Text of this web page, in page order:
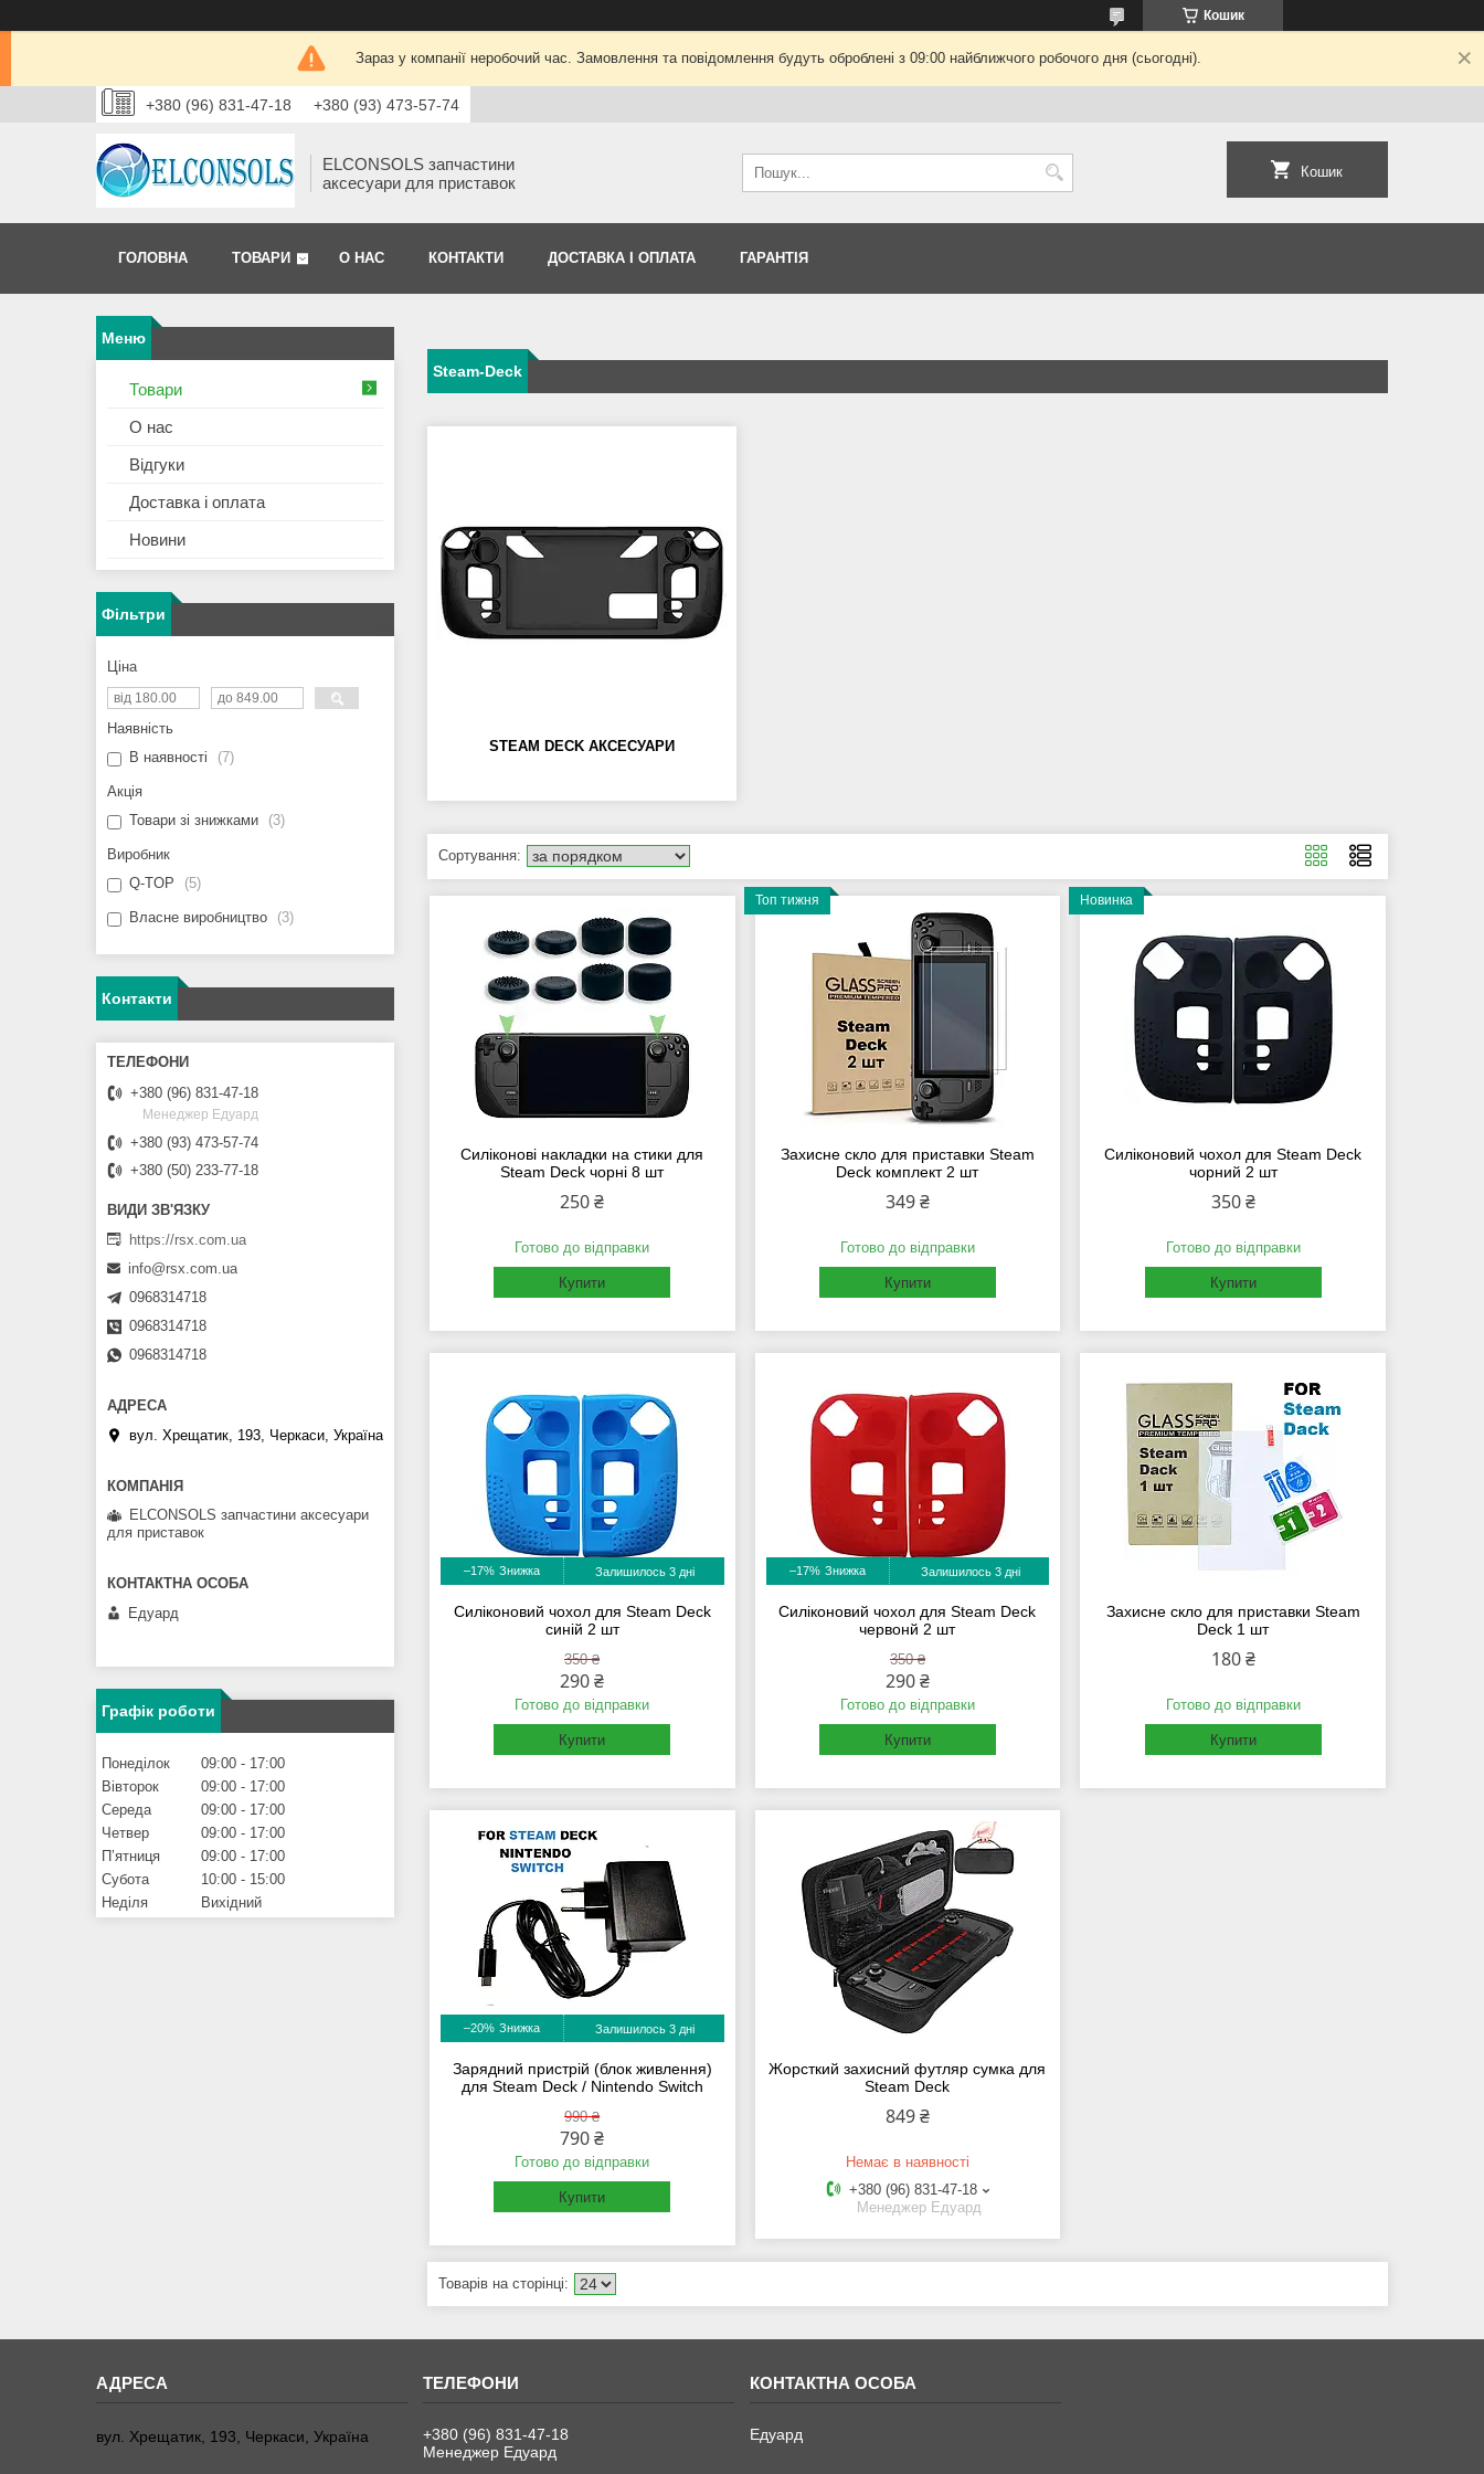
Кошик
Зараз у компанії неробочий час. Замовлення та повідомлення будуть оброблені з 09:00 найближчого робочого дня (сьогодні).
+380 (96) 831-47-18 +380 (93) 473-57-74
ELCONSOLS запчастини
аксесуари для приставок
Кошик
ГОЛОВНА ТОВАРИ О НАС КОНТАКТИ ДОСТАВКА І ОПЛАТА ГАРАНТІЯ
Steam-Deck
STEAM DECK АКСЕСУАРИ
Силіконові накладки на стики для
Steam Deck чорні 8 шт
250 ₴
Готово до відправки
Купити
Топ тижня
Захисне скло для приставки Steam
Deck комплект 2 шт
349 ₴
Готово до відправки
Купити
Новинка
Силіконовий чохол для Steam Deck
чорний 2 шт
350 ₴
Готово до відправки
Купити
–17% Залишилось 3 дні
Силіконовий чохол для Steam Deck
синій 2 шт
350 ₴
290 ₴
Готово до відправки
Купити
–17% Залишилось 3 дні
Силіконовий чохол для Steam Deck
червонй 2 шт
350 ₴
290 ₴
Готово до відправки
Купити
Захисне скло для приставки Steam
Deck 1 шт
180 ₴
Готово до відправки
Купити
–20% Залишилось 3 дні
Зарядний пристрій (блок живлення)
для Steam Deck / Nintendo Switch
990 ₴
790 ₴
Готово до відправки
Купити
Жорсткий захисний футляр сумка для
Steam Deck
849 ₴
Немає в наявності
+380 (96) 831-47-18
Менеджер Едуард
Товари
О нас
Відгуки
Доставка і оплата
Новини
Фільтри
Ціна
Наявність
В наявності
7
Акція
Товари зі знижками
3
Виробник
Q-TOP
5
Власне виробництво 3
Контакти
+380 (96) 831-47-18
Менеджер Едуард
+380 (93) 473-57-74
+380 (50) 233-77-18
https://rsx.com.ua
info@rsx.com.ua
0968314718
0968314718
0968314718
вул. Хрещатик, 193, Черкаси, Україна
ELCONSOLS запчастини аксесуари
для приставок
Едуард
Графік роботи
Понеділок 09:00
17:00
Вівторок
09:00
17:00
Середа
09:00
17:00
Четвер
09:00
17:00
Пʼятниця
09:00
17:00
Субота
10:00
15:00
Неділя
Вихідний
вул. Хрещатик, 193, Черкаси, Україна
+380 (96) 831-47-18
Менеджер Едуард
Едуард